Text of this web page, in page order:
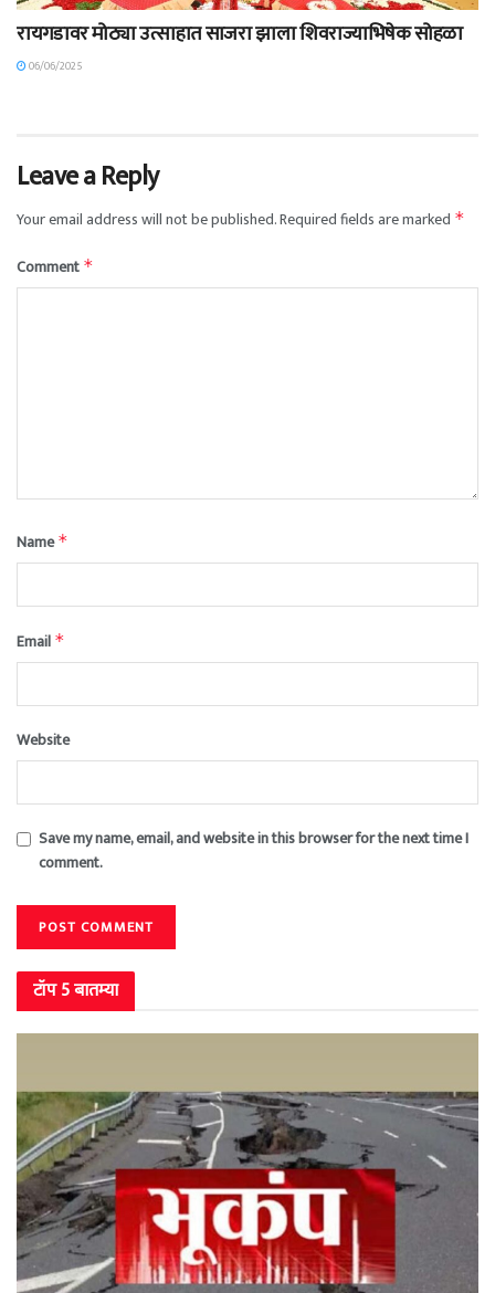
रायगडावर मोठ्या उत्साहात साजरा झाला शिवराज्याभिषेक सोहळा
06/06/2025
Leave a Reply
Your email address will not be published.Required fields are marked *
Comment *
Name*
Email *
Website
Save my name, email, and website in this browser for the next time I
comment.
टॉप 5 बातम्या